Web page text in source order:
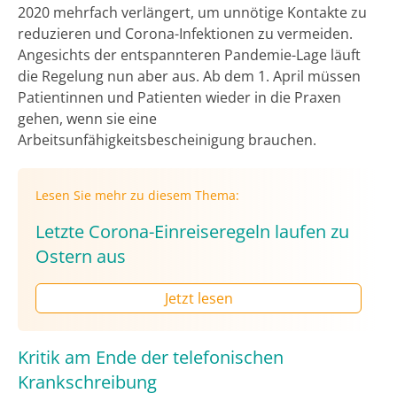
2020 mehrfach verlängert, um unnötige Kontakte zu
reduzieren und Corona-Infektionen zu vermeiden.
Angesichts der entspannteren Pandemie-Lage läuft
die Regelung nun aber aus. Ab dem 1. April müssen
Patientinnen und Patienten wieder in die Praxen
gehen, wenn sie eine
Arbeitsunfähigkeitsbescheinigung brauchen.
Lesen Sie mehr zu diesem Thema:
Letzte Corona-Einreiseregeln laufen zu
Ostern aus
Jetzt lesen
Kritik am Ende der telefonischen
Krankschreibung